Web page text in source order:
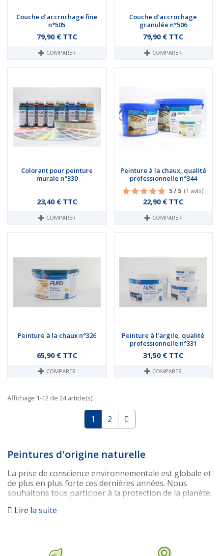
Couche d’accrochage fine
n°505
Prix
79,90 € TTC
COMPARER
Couche d’accrochage
granulée n°506
Prix
79,90 € TTC
COMPARER
Colorant pour peinture
murale n°330
Prix
23,40 € TTC
COMPARER
Peinture à la chaux, qualité
professionnelle n°344
5 / 5 (1 avis)
Prix
22,90 € TTC
COMPARER
Peinture à la chaux n°326
Prix
65,90 € TTC
COMPARER
Peinture à l’argile, qualité
professionnelle n°331
Prix
31,50 € TTC
COMPARER
Affichage 1-12 de 24 article(s)
1 2 Suivant
Peintures d'origine naturelle
La prise de conscience environnementale est globale et
de plus en plus forte ces dernières années. Nous
souhaitons tous participer à la protection de la planète,
même. Il n’est pas toujours simple de savoir par où
habitations de produits toxiques alors qu’il existe
Lire la suite